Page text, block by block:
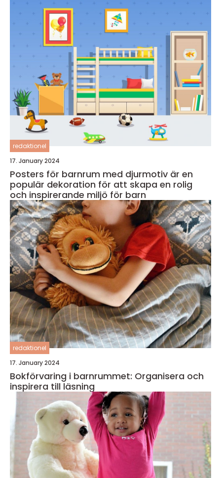
redaktionel
17. January 2024
Posters för barnrum med djurmotiv är en
populär dekoration för att skapa en rolig
och inspirerande miljö för barn
redaktionel
17. January 2024
Bokförvaring i barnrummet: Organisera och
inspirera till läsning